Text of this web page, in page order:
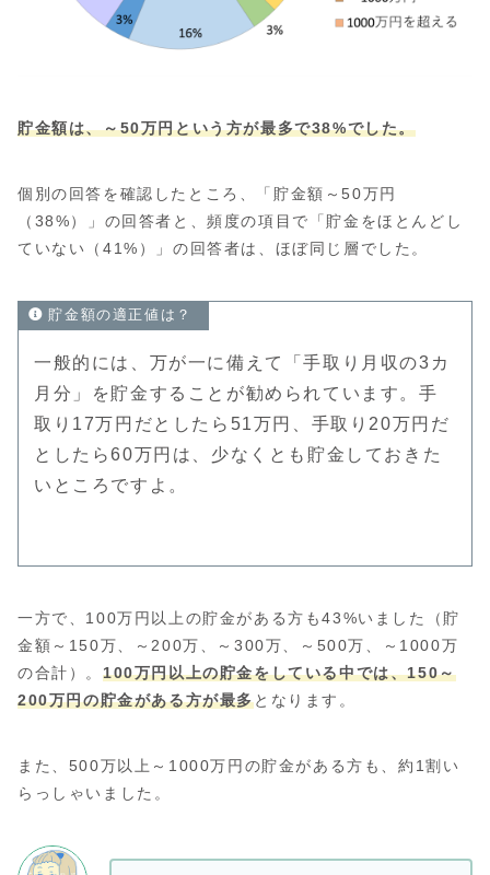
貯金額は、～50万円という方が最多で38%でした。
個別の回答を確認したところ、「貯金額～50万円
（38%）」の回答者と、頻度の項目で「貯金をほとんどし
ていない（41%）」の回答者は、ほぼ同じ層でした。
貯金額の適正値は？
一般的には、万が一に備えて「手取り月収の3カ
月分」を貯金することが勧められています。手
取り17万円だとしたら51万円、手取り20万円だ
としたら60万円は、少なくとも貯金しておきた
いところですよ。
一方で、100万円以上の貯金がある方も43%いました（貯
金額～150万、～200万、～300万、～500万、～1000万
の合計）。 100万円以上の貯金をしている中では、150～
200万円の貯金がある方が最多となります。
また、500万以上～1000万円の貯金がある方も、約1割い
らっしゃいました。